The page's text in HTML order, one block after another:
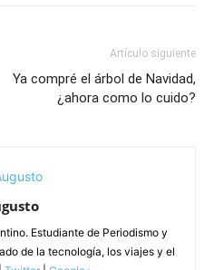
Artículo siguiente
Ya compré el árbol de Navidad,
¿ahora como lo cuido?
Estudiante de Periodismo y
de la tecnología, los viajes y el